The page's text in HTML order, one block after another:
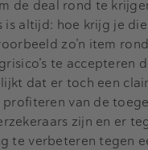
de deal rond te
is altijd: hoe krijg je
zo’n item
te accepteren
dat er toch een
van de
zijn en er
te verbeteren tegen